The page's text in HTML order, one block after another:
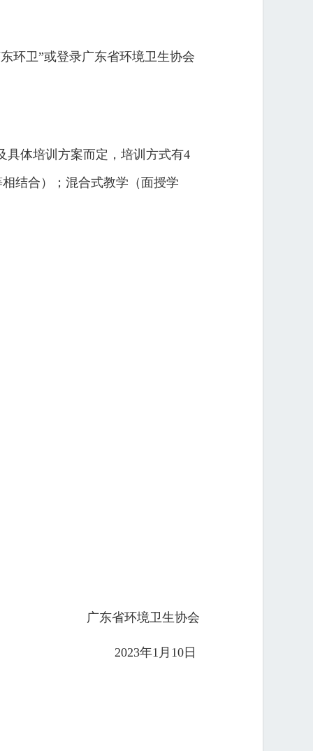
环卫”或登录广东省环境卫生协会
具体培训方案而定，培训方式有4
结合）；混合式教学（面授学
广东省环境卫生协会
2023年1月10日